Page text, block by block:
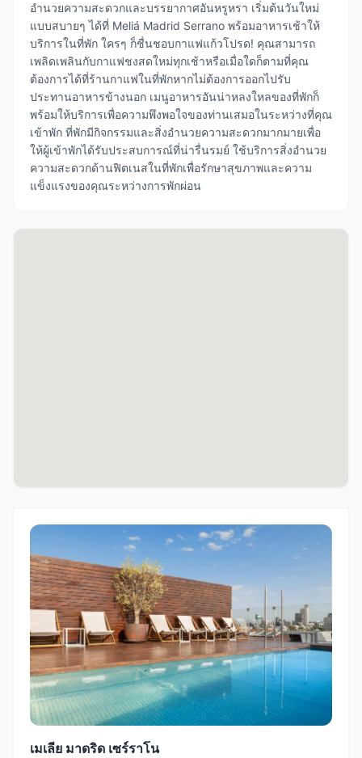
อำนวยความสะดวกและบรรยากาศอันหรูหรา เริ่มต้นวันใหม่
แบบสบายๆ ได้ที่ Meliá Madrid Serrano พร้อมอาหารเช้าให้
บริการในที่พัก ใครๆ ก็ชื่นชอบกาแฟแก้วโปรด! คุณสามารถ
เพลิดเพลินกับกาแฟชงสดใหม่ทุกเช้าหรือเมื่อใดก็ตามที่คุณ
ต้องการได้ที่ร้านกาแฟในที่พักหากไม่ต้องการออกไปรับ
ประทานอาหารข้างนอก เมนูอาหารอันน่าหลงใหลของที่พักก็
พร้อมให้บริการเพื่อความพึงพอใจของท่านเสมอในระหว่างที่คุณ
เข้าพัก ที่พักมีกิจกรรมและสิ่งอำนวยความสะดวกมากมายเพื่อ
ให้ผู้เข้าพักได้รับประสบการณ์ที่น่ารื่นรมย์ ใช้บริการสิ่งอำนวย
ความสะดวกด้านฟิตเนสในที่พักเพื่อรักษาสุขภาพและความ
แข็งแรงของคุณระหว่างการพักผ่อน
เมเลีย มาดริด เซร์ราโน